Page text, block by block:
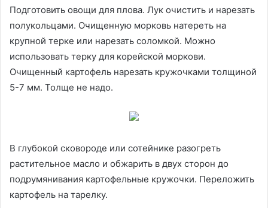
Подготовить овощи для плова. Лук очистить и нарезать
полукольцами. Очищенную морковь натереть на
крупной терке или нарезать соломкой. Можно
использовать терку для корейской моркови.
Очищенный картофель нарезать кружочками толщиной
5-7 мм. Толще не надо.
В глубокой сковороде или сотейнике разогреть
растительное масло и обжарить в двух сторон до
подрумянивания картофельные кружочки. Переложить
картофель на тарелку.